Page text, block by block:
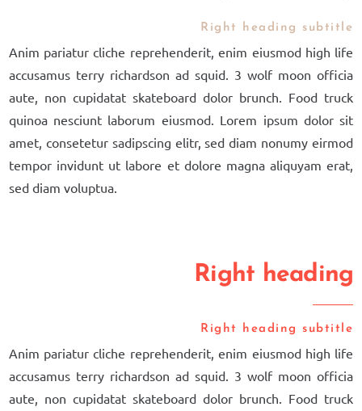
Right heading subtitle
Anim pariatur cliche reprehenderit, enim eiusmod high life
accusamus terry richardson ad squid. 3 wolf moon officia
aute, non cupidatat skateboard dolor brunch. Food truck
quinoa nesciunt laborum eiusmod. Lorem ipsum dolor sit
amet, consetetur sadipscing elitr, sed diam nonumy eirmod
tempor invidunt ut labore et dolore magna aliquyam erat,
sed diam voluptua.
Right heading
Right heading subtitle
Anim pariatur cliche reprehenderit, enim eiusmod high life
accusamus terry richardson ad squid. 3 wolf moon officia
aute, non cupidatat skateboard dolor brunch. Food truck